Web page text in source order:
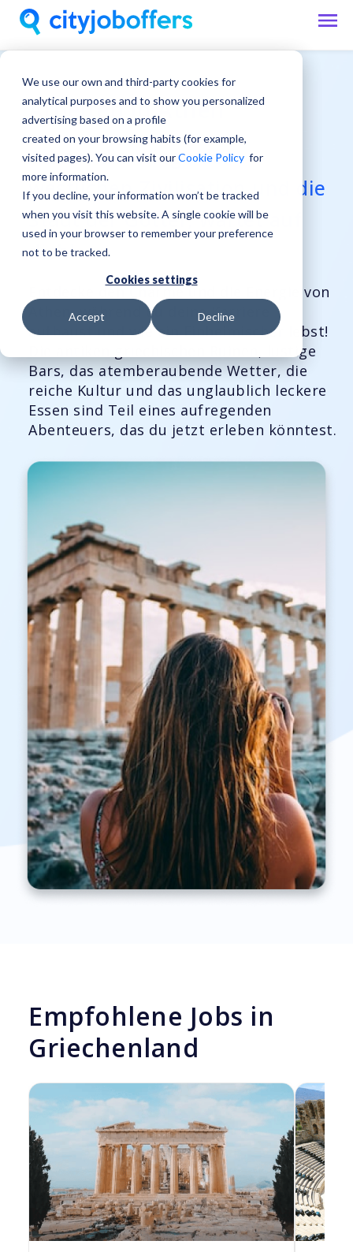
We use our own and third-party cookies for
analytical purposes and to show you personalized
advertising based on a profile
created on your browsing habits (for example,
visited pages). You can visit ourCookie Policy for
more information.
If you decline, your information won’t be tracked
when you visit this website. A single cookie will be
used in your browser to remember your preference
not to be tracked.
Cookies settings
Accept Decline
Arbeiten in Athen
Athen, die Wiege der
westlichen Zivilisation und die
Stadt der Götter, wartet auf
dich!
Entdecke den Charme und die Energie von
Athen, während du deine Karriere
aufbaust und wie ein Einheimischer lebst!
Die antiken griechischen Ruinen, lustige
Bars, das atemberaubende Wetter, die
reiche Kultur und das unglaublich leckere
Essen sind Teil eines aufregenden
Abenteuers, das du jetzt erleben könntest.
Empfohlene Jobs in
Griechenland